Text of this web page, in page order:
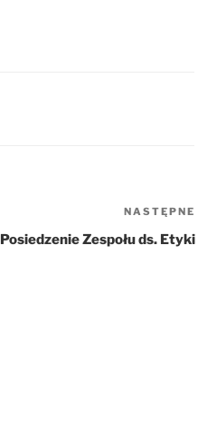
NASTĘPNE
Posiedzenie Zespołu ds. Etyki